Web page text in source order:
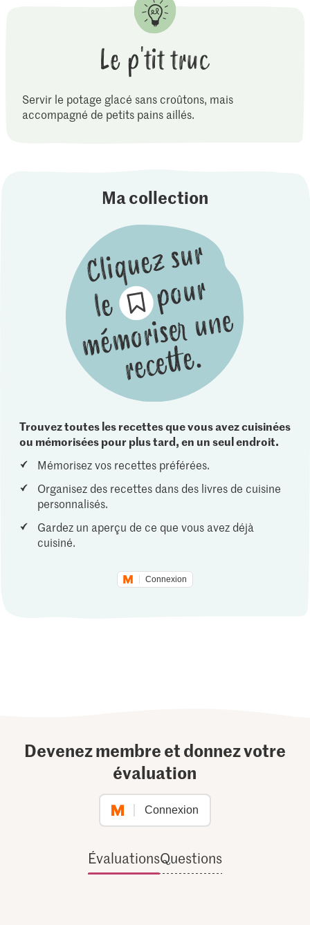
Le p'tit truc
Servir le potage glacé sans croûtons, mais
accompagné de petits pains aillés.
Ma collection
Trouvez toutes les recettes que vous avez cuisinées
ou mémorisées pour plus tard, en un seul endroit.
Mémorisez vos recettes préférées.
Organisez des recettes dans des livres de cuisine
personnalisés.
Gardez un aperçu de ce que vous avez déjà
cuisiné.
Connexion
Devenez membre et donnez votre
évaluation
Connexion
ÉvaluationsQuestions